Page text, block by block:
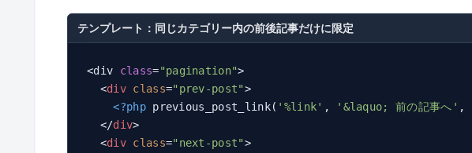
テンプレート：同じカテゴリー内の前後記事だけに限定
<div class="pagination">
<div class="prev-post">
<?php previous_post_link( '%link' , '&laquo; 前の記事へ' ,
</div>
<div class="next-post">